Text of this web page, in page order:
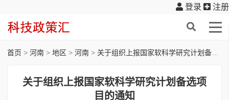
登录 注册
首页 > 河南 > 地区 > 河南 > 关于组织上报国家软科学研究计划备选项目的通知
关于组织上报国家软科学研究计划备选项
目的通知